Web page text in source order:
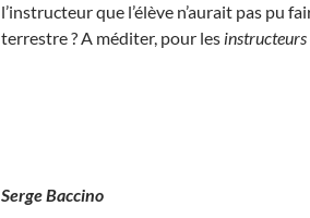
l’instructeur que l’élève n’aurait pas pu
terrestre ? A méditer, pour les instructeurs
Serge Baccino